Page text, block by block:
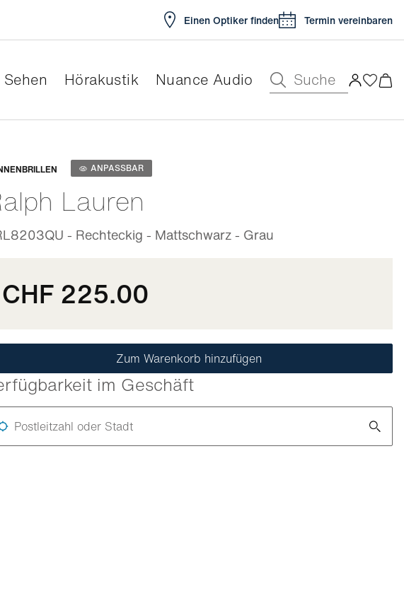
Einen Optiker finden Termin vereinbaren
Hörakustik Nuance Audio Suche
ANPASSBAR
Lauren
- Rechteckig - Mattschwarz - Grau
CHF 225.00
Zum Warenkorb hinzufügen
im Geschäft
Postleitzahl oder Stadt